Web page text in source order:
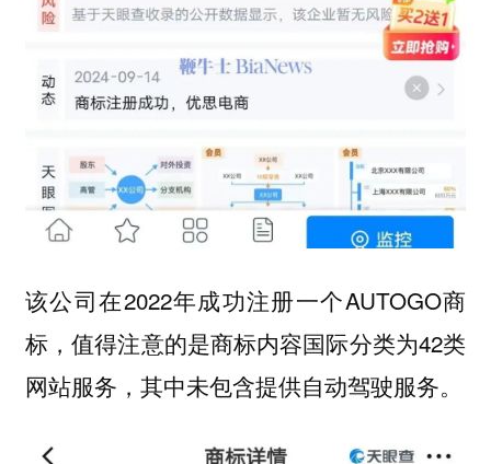
该公司在2022年成功注册一个AUTOGO商
标，值得注意的是商标内容国际分类为42类
网站服务，其中未包含提供自动驾驶服务。